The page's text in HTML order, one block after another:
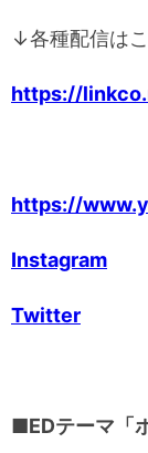
↓各種配信は
https://
https://
Instagram
Twitter
■EDテーマ「